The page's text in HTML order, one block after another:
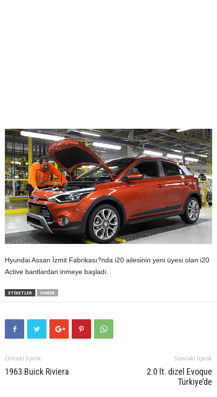
Hyundai Assan İzmit Fabrikası?nda i20 ailesinin yeni üyesi olan i20
Active bantlardan inmeye başladı.
ETIKETLER HABER
Önceki İçerik
1963 Buick Riviera
Sonraki İçerik
2.0 lt. dizel Evoque
Türkiye’de